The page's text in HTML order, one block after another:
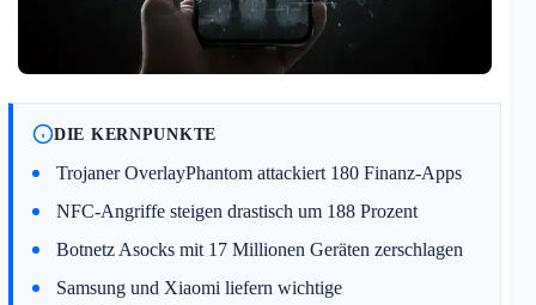
DIE KERNPUNKTE
Trojaner OverlayPhantom attackiert 180 Finanz-Apps
NFC-Angriffe steigen drastisch um 188 Prozent
Botnetz Asocks mit 17 Millionen Geräten zerschlagen
Samsung und Xiaomi liefern wichtige